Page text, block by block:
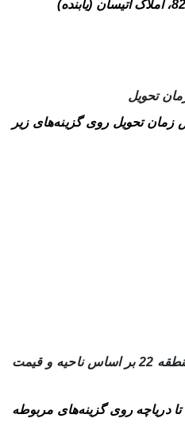
تحویل
زمان تحویل روی گزینه‌های زیر
تقسیم‌بندی و تفکیک برج‌های منطقه 22 بر اساس ناحیه و قیمت
دریاچه روی گزینه‌های مربوطه